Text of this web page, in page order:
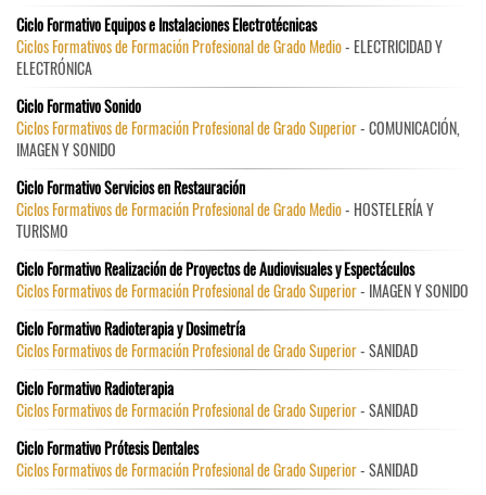
Ciclo Formativo Equipos e Instalaciones Electrotécnicas
Ciclos Formativos de Formación Profesional de Grado Medio- ELECTRICIDAD Y
ELECTRÓNICA
Ciclo Formativo Sonido
Ciclos Formativos de Formación Profesional de Grado Superior- COMUNICACIÓN,
IMAGEN Y SONIDO
Ciclo Formativo Servicios en Restauración
Ciclos Formativos de Formación Profesional de Grado Medio- HOSTELERÍA Y
TURISMO
Ciclo Formativo Realización de Proyectos de Audiovisuales y Espectáculos
Ciclos Formativos de Formación Profesional de Grado Superior- IMAGEN Y SONIDO
Ciclo Formativo Radioterapia y Dosimetría
Ciclos Formativos de Formación Profesional de Grado Superior- SANIDAD
Ciclo Formativo Radioterapia
Ciclos Formativos de Formación Profesional de Grado Superior- SANIDAD
Ciclo Formativo Prótesis Dentales
Ciclos Formativos de Formación Profesional de Grado Superior- SANIDAD